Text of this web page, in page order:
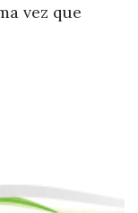
vez que